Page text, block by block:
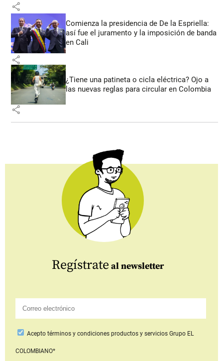
share
Comienza la presidencia de De la Espriella:
así fue el juramento y la imposición de banda
en Cali
share
¿Tiene una patineta o cicla eléctrica? Ojo a
las nuevas reglas para circular en Colombia
share
Regístrate al newsletter
Aceptotérminos y condiciones productos y serviciosGrupo EL
COLOMBIANO*